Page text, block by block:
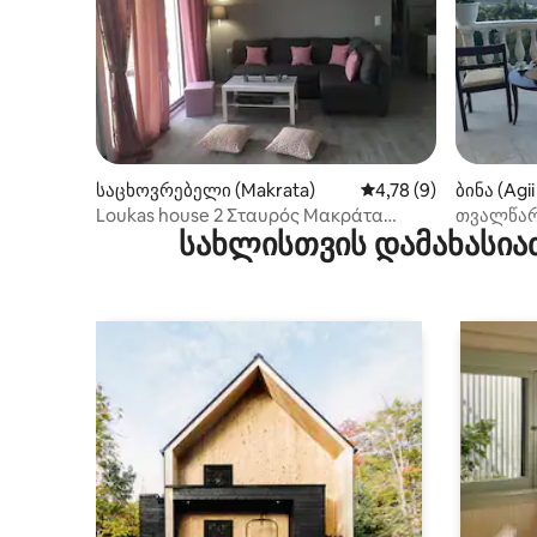
საცხოვრებელი (Makrata) საშუალო
4,78 (9)
Loukas house 2 Σταυρός Μακράτα
ბინა
2
სახლისთვის